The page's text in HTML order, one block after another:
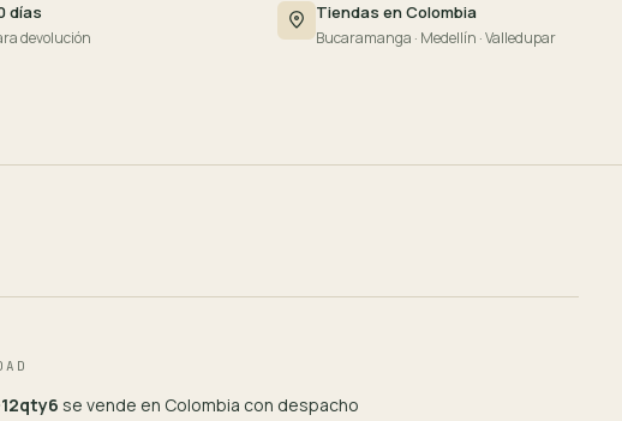
días
devolución
Tiendas en Colombia
Bucaramanga · Medellín · Valledupar
se vende en Colombia con despacho